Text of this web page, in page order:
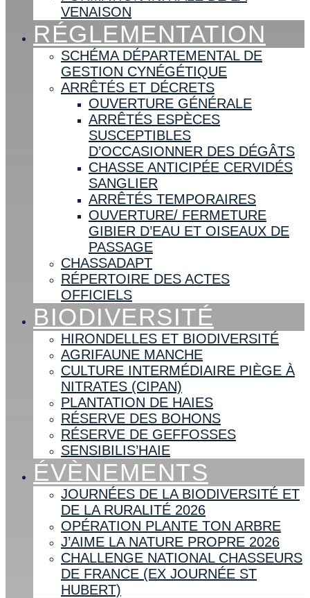
VENAISON
RÉGLEMENTATION
SCHÉMA DÉPARTEMENTAL DE
GESTION CYNÉGÉTIQUE
ARRÊTÉS ET DÉCRETS
OUVERTURE GÉNÉRALE
ARRÊTÉS ESPÈCES
SUSCEPTIBLES
D’OCCASIONNER DES DÉGÂTS
CHASSE ANTICIPÉE CERVIDÉS
SANGLIER
ARRÊTÉS TEMPORAIRES
OUVERTURE/ FERMETURE
GIBIER D’EAU ET OISEAUX DE
PASSAGE
CHASSADAPT
RÉPERTOIRE DES ACTES
OFFICIELS
BIODIVERSITÉ
HIRONDELLES ET BIODIVERSITÉ
AGRIFAUNE MANCHE
CULTURE INTERMÉDIAIRE PIÈGE À
NITRATES (CIPAN)
PLANTATION DE HAIES
RÉSERVE DES BOHONS
RÉSERVE DE GEFFOSSES
SENSIBILIS’HAIE
ÉVÈNEMENTS
JOURNÉES DE LA BIODIVERSITÉ ET
DE LA RURALITÉ 2026
OPÉRATION PLANTE TON ARBRE
J’AIME LA NATURE PROPRE 2026
CHALLENGE NATIONAL CHASSEURS
DE FRANCE (EX JOURNÉE ST
HUBERT)